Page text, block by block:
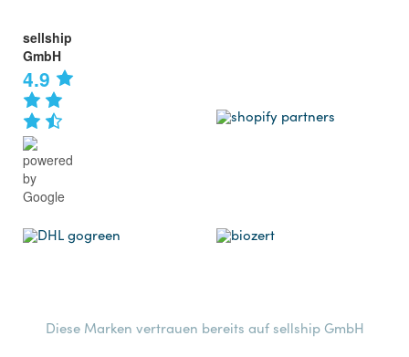
sellship
GmbH
4.9
Diese Marken vertrauen bereits auf sellship GmbH